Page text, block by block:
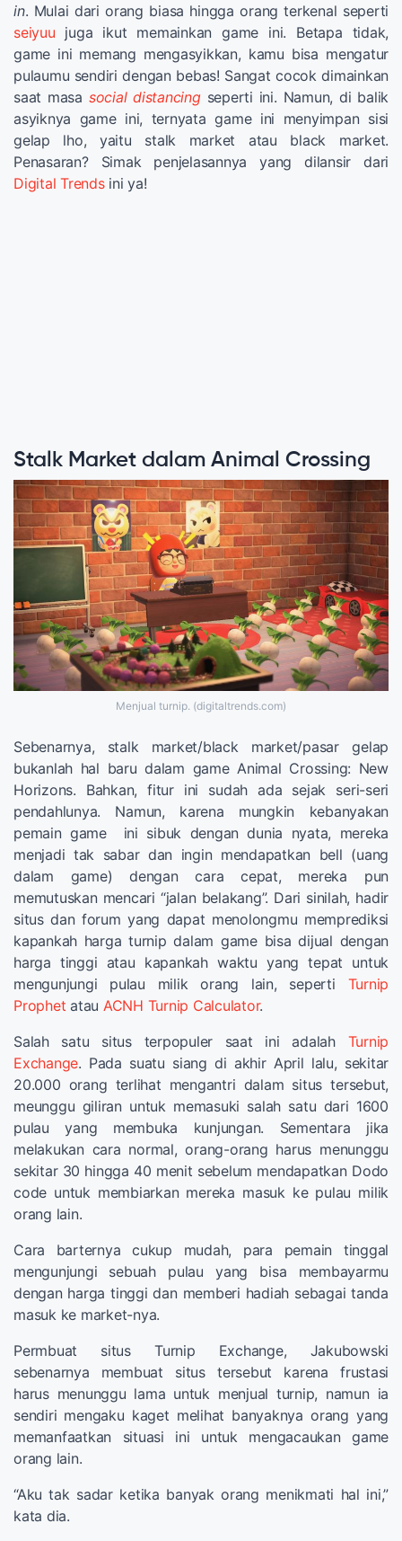
in. Mulai dari orang biasa hingga orang terkenal seperti
seiyuu juga ikut memainkan game ini. Betapa tidak,
game ini memang mengasyikkan, kamu bisa mengatur
pulaumu sendiri dengan bebas! Sangat cocok dimainkan
saat masa social distancingseperti ini. Namun, di balik
asyiknya game ini, ternyata game ini menyimpan sisi
gelap lho, yaitu stalk market atau black market.
Penasaran? Simak penjelasannya yang dilansir dari
Digital Trendsini ya!
Stalk Market dalam Animal Crossing
Menjual turnip. (digitaltrends.com)
Sebenarnya, stalk market/black market/pasar gelap
bukanlah hal baru dalam game Animal Crossing: New
Horizons. Bahkan, fitur ini sudah ada sejak seri-seri
pendahlunya. Namun, karena mungkin kebanyakan
pemain game ini sibuk dengan dunia nyata, mereka
menjadi tak sabar dan ingin mendapatkan bell (uang
dalam game) dengan cara cepat, mereka pun
memutuskan mencari “jalan belakang”. Dari sinilah, hadir
situs dan forum yang dapat menolongmu memprediksi
kapankah harga turnip dalam game bisa dijual dengan
harga tinggi atau kapankah waktu yang tepat untuk
mengunjungi pulau milik orang lain, seperti Turnip
Prophet atau ACNH Turnip Calculator.
Salah satu situs terpopuler saat ini adalah Turnip
Exchange. Pada suatu siang di akhir April lalu, sekitar
20.000 orang terlihat mengantri dalam situs tersebut,
meunggu giliran untuk memasuki salah satu dari 1600
pulau yang membuka kunjungan. Sementara jika
melakukan cara normal, orang-orang harus menunggu
sekitar 30 hingga 40 menit sebelum mendapatkan Dodo
code untuk membiarkan mereka masuk ke pulau milik
orang lain.
Cara barternya cukup mudah, para pemain tinggal
mengunjungi sebuah pulau yang bisa membayarmu
dengan harga tinggi dan memberi hadiah sebagai tanda
masuk ke market-nya.
Permbuat situs Turnip Exchange, Jakubowski
sebenarnya membuat situs tersebut karena frustasi
harus menunggu lama untuk menjual turnip, namun ia
sendiri mengaku kaget melihat banyaknya orang yang
memanfaatkan situasi ini untuk mengacaukan game
orang lain.
“Aku tak sadar ketika banyak orang menikmati hal ini,”
kata dia.